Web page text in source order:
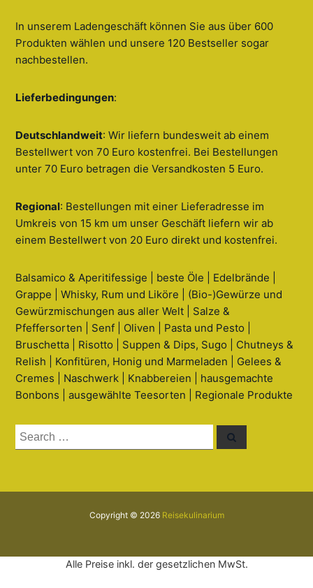
In unserem Ladengeschäft können Sie aus über 600
Produkten wählen und unsere 120 Bestseller sogar
nachbestellen.
Lieferbedingungen:
Deutschlandweit: Wir liefern bundesweit ab einem
Bestellwert von 70 Euro kostenfrei. Bei Bestellungen
unter 70 Euro betragen die Versandkosten 5 Euro.
Regional: Bestellungen mit einer Lieferadresse im
Umkreis von 15 km um unser Geschäft liefern wir ab
einem Bestellwert von 20 Euro direkt und kostenfrei.
Balsamico & Aperitifessige | beste Öle | Edelbrände |
Grappe | Whisky, Rum und Liköre | (Bio-)Gewürze und
Gewürzmischungen aus aller Welt | Salze &
Pfeffersorten | Senf | Oliven | Pasta und Pesto |
Bruschetta | Risotto | Suppen & Dips, Sugo | Chutneys &
Relish | Konfitüren, Honig und Marmeladen | Gelees &
Cremes | Naschwerk | Knabbereien | hausgemachte
Bonbons | ausgewählte Teesorten | Regionale Produkte
Search
for:
Search
Copyright © 2026 Reisekulinarium
Alle Preise inkl. der gesetzlichen MwSt.